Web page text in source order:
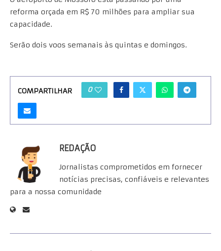
reforma orçada em R$ 70 milhões para ampliar sua
capacidade.
Serão dois voos semanais às quintas e domingos.
COMPARTILHAR 0
REDAÇÃO
Jornalistas comprometidos em fornecer
notícias precisas, confiáveis e relevantes
para a nossa comunidade